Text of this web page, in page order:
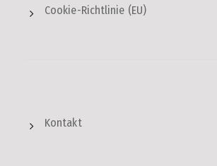
Cookie-Richtlinie (EU)
Kontakt